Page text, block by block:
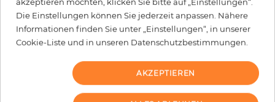
Wird Kleister benötigt?
+
IN DEN WARENKORB
Die Einstellungen können Sie jederzeit anpassen. Nähere
Informationen finden Sie unter „Einstellungen“, in unserer
Cookie-Liste und in unseren Datenschutzbestimmungen.
AKZEPTIEREN